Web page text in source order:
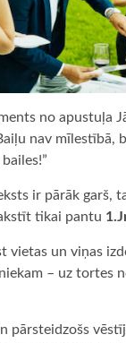
no apustuļa
nav mīlestībā,
ir pārāk garš,
tikai pantu
vietas un viņas
– uz tortes
pārsteidzošs